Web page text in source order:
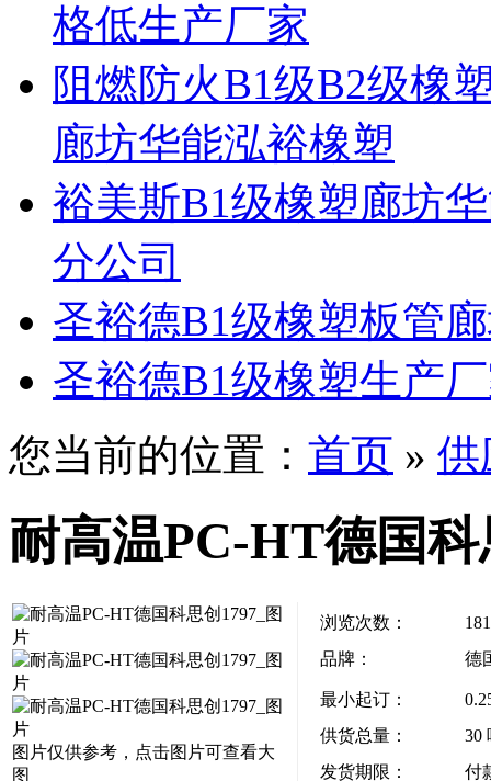
格低生产厂家
阻燃防火B1级B2级橡
廊坊华能泓裕橡塑
裕美斯B1级橡塑廊坊
分公司
圣裕德B1级橡塑板管
圣裕德B1级橡塑生产
您当前的位置： 首页 » 供
耐高温PC-HT德国科
图片仅供参考，点击图片可查看大
图
浏览次数：
181
品牌：
德
最小起订：
供货总量：
30
发货期限：
付